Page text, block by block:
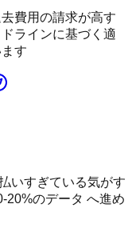
費用の請求が高す
ラインに基づく適
す
いすぎている気がす
20%のデータ へ進め